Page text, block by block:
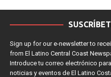
Sign up for our e-newsletter to
from El Latino Central Coast
Introduce tu correo electrónico
noticias y eventos de El Latino